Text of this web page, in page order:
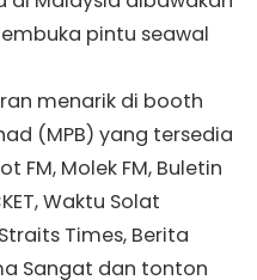
pintu seawal
menarik di booth
(MPB) yang tersedia
FM, Molek FM, Buletin
Waktu Solat
Times, Berita
Sangat dan tonton